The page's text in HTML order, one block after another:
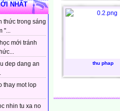
NHẤT
thức trong sáng
"...
mới tránh
dep dang an
thay mot lop
nhin tu xa no
thu phap